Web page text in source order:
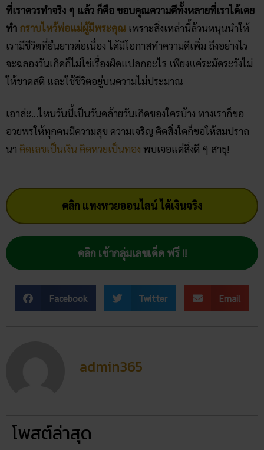
ที่เราควรทำจริง ๆ แล้ว ก็คือ ขอบคุณความดีทั้งหลายที่เราได้เคย
ทำ กราบไหว้พ่อแม่ผู้มีพระคุณ เพราะสิ่งเหล่านี้ล้วนหนุนนำให้
เรามีชีวิตที่ยืนยาวต่อเนื่อง ได้มีโอกาสทำความดีเพิ่ม ถึงอย่างไร
จะฉลองวันเกิดก็ไม่ใช่เรื่องผิดแปลกอะไร เพียงแค่ระมัดระวังไม่
ให้ขาดสติ และใช้ชีวิตอยู่บนความไม่ประมาณ
เอาล่ะ…ไหนวันนี้เป็นวันคล้ายวันเกิดของใครบ้าง ทางเราก็ขอ
อวยพรให้ทุกคนมีความสุข ความเจริญ คิดสิ่งใดก็ขอให้สมปราถ
นา คิดเลขเป็นเงิน คิดหวยเป็นทอง พบเจอแต่สิ่งดี ๆ สาธุ!
คลิก แทงหวยออนไลน์ ได้เงินจริง
คลิก เข้ากลุ่มเลขเด็ด ฟรี !!
Facebook Twitter Email
admin365
โพสต์ล่าสุด